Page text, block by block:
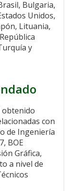
Bulgaria,
Unidos,
Lituania,
y
obtenido
con
de Ingeniería
BOE
Gráfica,
a nivel de